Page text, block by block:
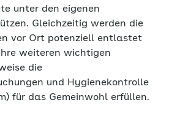
unter den eigenen
Gleichzeitig werden die
vor Ort potenziell entlastet
weiteren wichtigen
die
und Hygienekontrolle
für das Gemeinwohl erfüllen.